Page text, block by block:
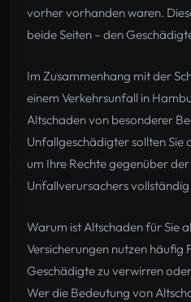
vorher vorhanden waren.
beide Seiten – den
Im Zusammenhang mit der
einem Verkehrsunfall in
Altschaden von besonderer
Unfallgeschädigter sollten Sie
um Ihre Rechte gegenüber
Unfallverursachers
Warum ist Altschaden für Sie
Versicherungen nutzen häufig
Geschädigte zu verwirren
Wer die Bedeutung von